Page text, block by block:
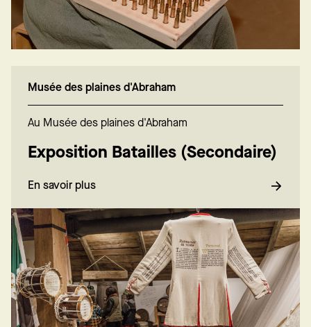
Musée des plaines d'Abraham
Au Musée des plaines d'Abraham
Exposition Batailles (Secondaire)
En savoir plus